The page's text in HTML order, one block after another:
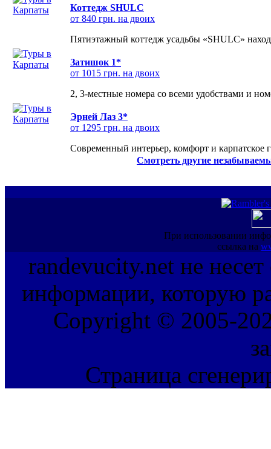
Коттедж SHULC
от 840 грн. на двоих
Пятиэтажный коттедж усадьбы «SHULC»
Затишок 1*
от 1015 грн. на двоих
2, 3-местные номера со всеми удобствами и
Эрней Лаз 3*
от 1295 грн. на двоих
Современный интерьер, комфорт и карпатское
Смотреть другие
При использовании
ссылка на
randevucity.net не несет
информации, которую
Copyright © 2005-
Страница